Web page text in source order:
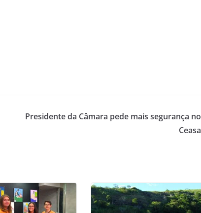
Presidente da Câmara pede mais segurança no
Ceasa